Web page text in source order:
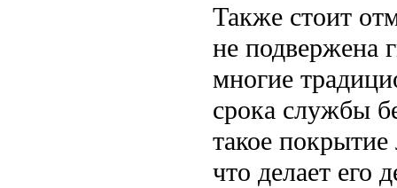
Также стоит
не подвержена
многие
срока службы
такое покрытие
что делает его